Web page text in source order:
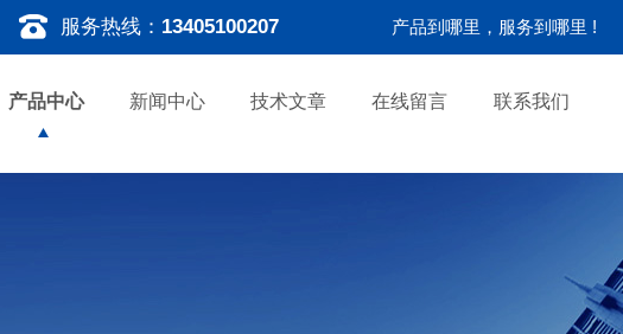
服务热线： 13405100207 产品到哪里，服务到哪里 !
产品中心 新闻中心 技术文章 在线留言 联系我们